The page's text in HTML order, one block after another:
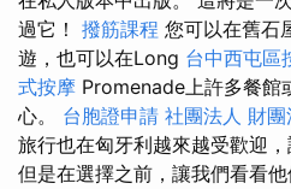
過它！ 撥筋課程 您可以在舊石
遊，也可以在Long 台中西屯區
式按摩 Promenade上許多餐館
心。 台胞證申請 社團法人 財團
旅行也在匈牙利越來越受歡迎
但是在選擇之前，讓我們看看